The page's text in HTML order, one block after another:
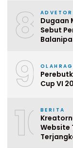
8
Dugaan
Sebut
9
Cup VI
10BERITA
Website